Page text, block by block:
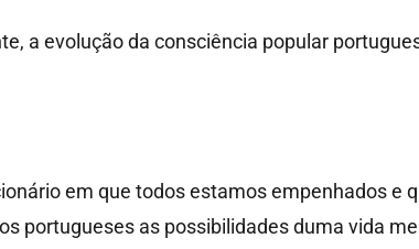
a evolução da consciência popular
em que todos estamos empenhados e
portugueses as possibilidades duma vida